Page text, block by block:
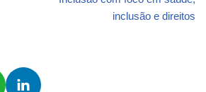
inclusão e direitos